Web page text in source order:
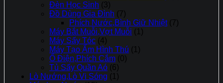
Đèn Học Sinh (3)
Đồ Dùng Gia Đình (7)
Phích Nước,Bình Giữ Nhiệt (7)
Máy Bắt Muỗi,Vợt Muỗi (1)
Máy Sấy Tóc (4)
Máy Tạo Ẩm Hình Thú (1)
Ổ Điện,Phích Cắm (0)
Tủ Sấy Quần Aó (6)
Lò Nướng,Lò Vi Sóng (1)